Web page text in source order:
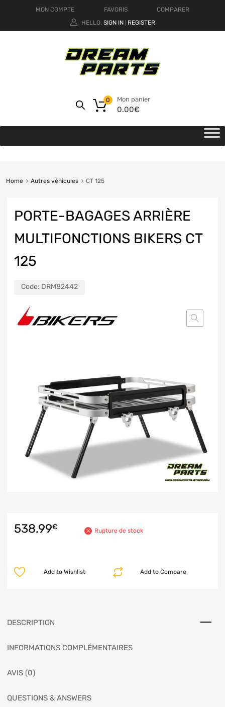
MON COMPTE FAVORIS
COMPARER
HELLO. SIGN IN REGISTER
Mon panier
0.00€
0
Home Autres véhicules CT 125
PORTE-BAGAGES ARRIÈRE
MULTIFONCTIONS BIKERS CT
125
Code: DRM82442
538.99€ Rupture de stock
Add to Compare
Add to Wishlist
DESCRIPTION
INFORMATIONS COMPLÉMENTAIRES
AVIS (0)
QUESTIONS & ANSWERS